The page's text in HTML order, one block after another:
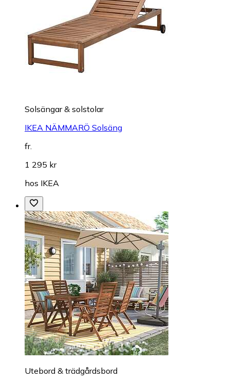
Solsängar & solstolar
IKEA NÄMMARÖ Solsäng
fr.
1 295 kr
hos IKEA
Utebord & trädgårdsbord